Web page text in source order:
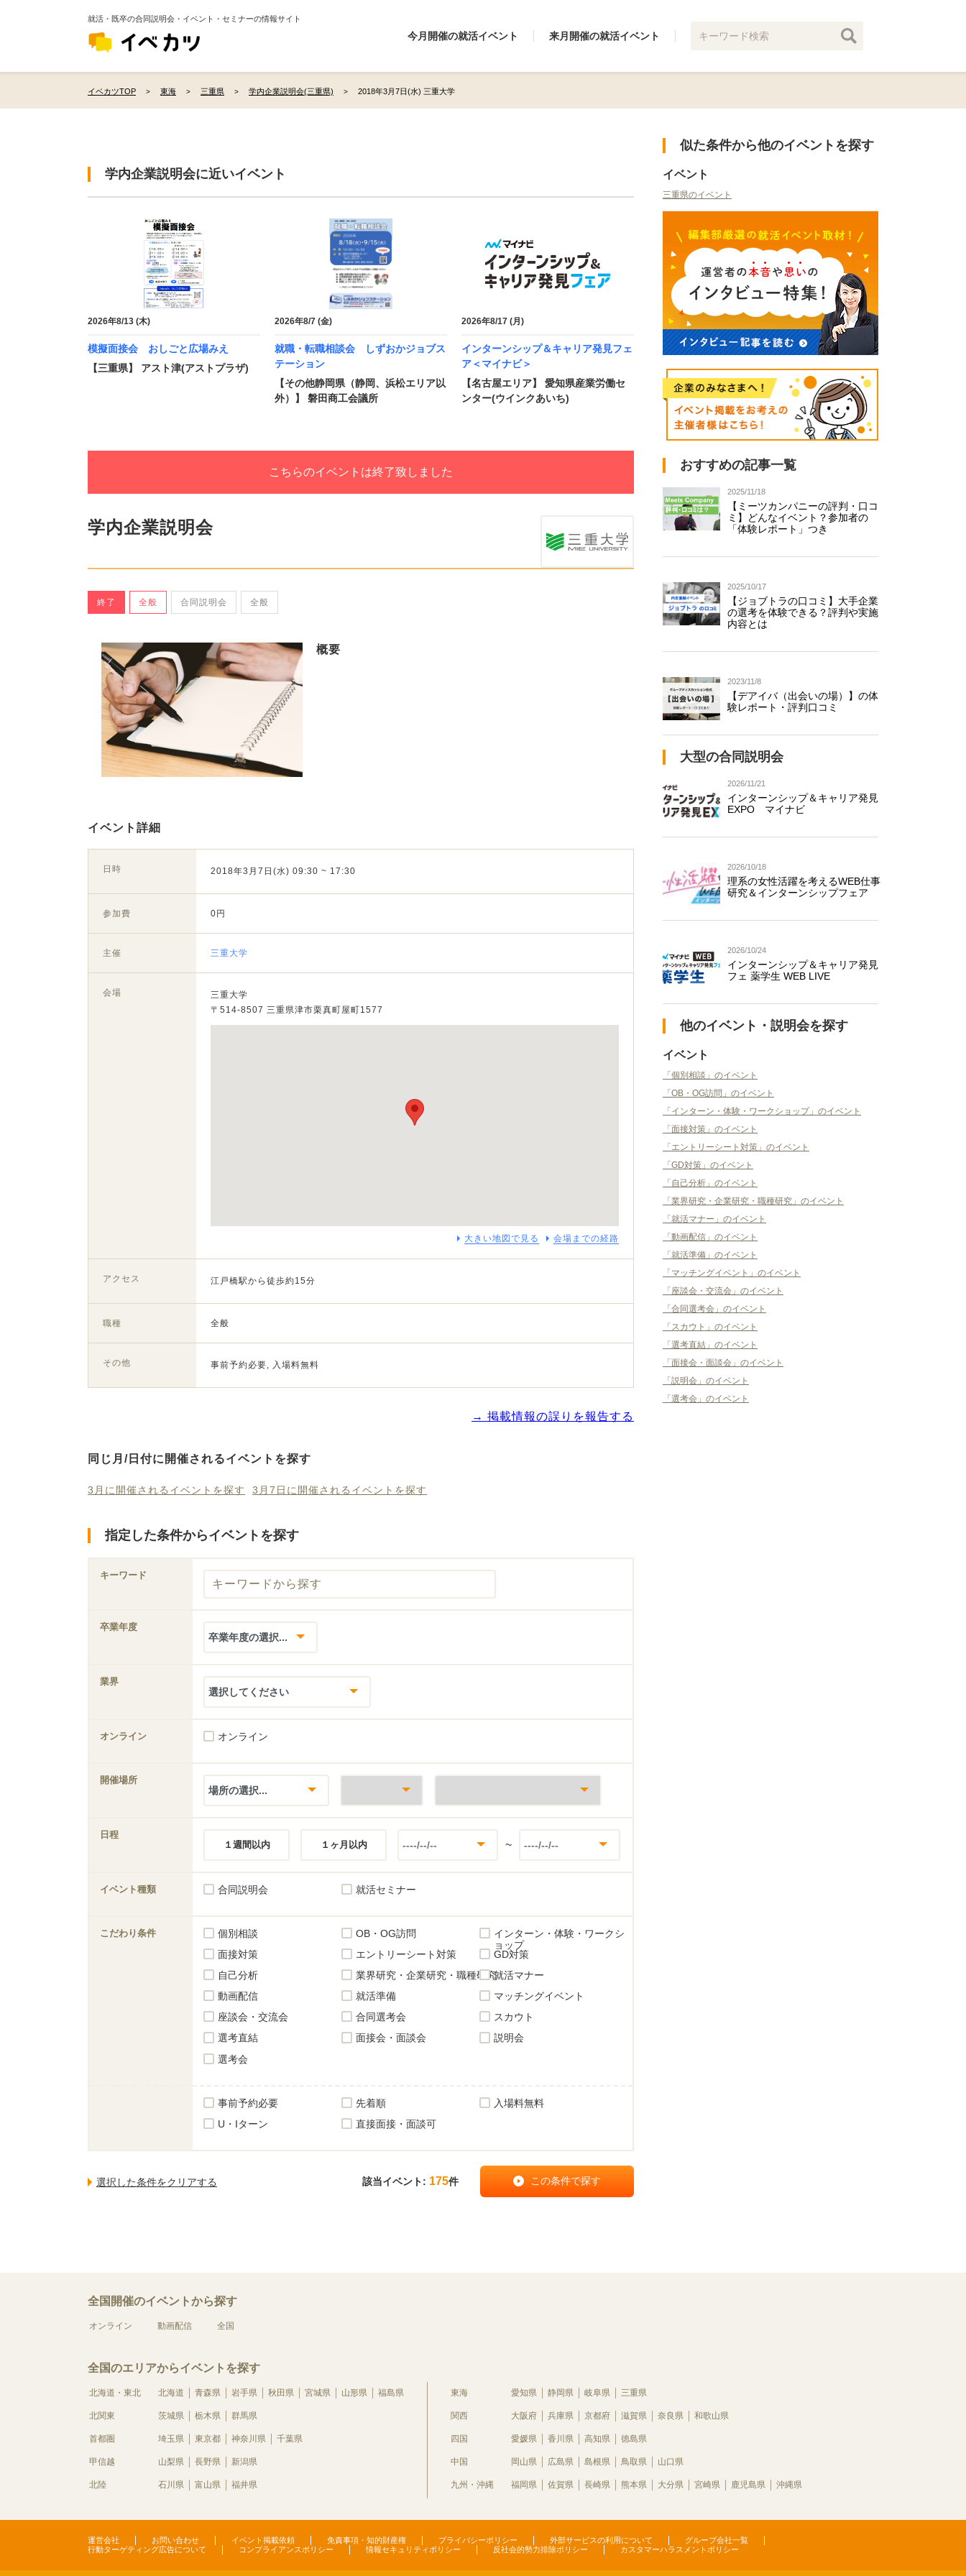
就活・既卒の合同説明会・イベント・セミナーの情報サイト
今月開催の就活イベント 来月開催の就活イベント
イベカツTOP 東海 三重県 学内企業説明会(三重県) 2018年3月7日(水) 三重大学
学内企業説明会に近いイベント
2026年8/13 (木)
模擬面接会 おしごと広場みえ
【三重県】 アスト津(アストプラザ)
2026年8/7 (金)
就職・転職相談会 しずおかジョブス
テーション
【その他静岡県（静岡、浜松エリア以
外）】 磐田商工会議所
2026年8/17 (月)
インターンシップ＆キャリア発見フェ
ア＜マイナビ＞
【名古屋エリア】 愛知県産業労働セ
ンター(ウインクあいち)
こちらのイベントは終了致しました
学内企業説明会
終了 全般 合同説明会 全般
概要
イベント詳細
日時 2018年3月7日(水) 09:30 ~ 17:30
参加費 0円
主催 三重大学
会場
三重大学
〒514-8507 三重県津市栗真町屋町1577
大きい地図で見る 会場までの経路
アクセス 江戸橋駅から徒歩約15分
職種 全般
その他 事前予約必要, 入場料無料
→ 掲載情報の誤りを報告する
同じ月/日付に開催されるイベントを探す
3月に開催されるイベントを探す 3月7日に開催されるイベントを探す
指定した条件からイベントを探す
キーワード
卒業年度
業界
オンライン オンライン
開催場所
日程
１週間以内
１ヶ月以内 ~
イベント種類 合同説明会 就活セミナー
こだわり条件 個別相談 OB・OG訪問
インターン・体験・ワークシ
ョップ
面接対策
エントリーシート対策
GD対策
自己分析
業界研究・企業研究・職種研究就活マナー
動画配信
就活準備
マッチングイベント
座談会・交流会
合同選考会
スカウト
選考直結
面接会・面談会
説明会
選考会
事前予約必要 先着順
入場料無料
U・Iターン
直接面接・面談可
該当イベント: 175件
似た条件から他のイベントを探す
イベント
三重県のイベント
おすすめの記事一覧
2025/11/18
【ミーツカンパニーの評判・口コ
ミ】どんなイベント？参加者の
「体験レポート」つき
2025/10/17
【ジョブトラの口コミ】大手企業
の選考を体験できる？評判や実施
内容とは
2023/11/8
【デアイバ（出会いの場）】の体
験レポート・評判口コミ
大型の合同説明会
2026/11/21
インターンシップ＆キャリア発見
EXPO マイナビ
2026/10/18
理系の女性活躍を考えるWEB仕事
研究＆インターンシップフェア
2026/10/24
インターンシップ＆キャリア発見
フェ 薬学生 WEB LIVE
他のイベント・説明会を探す
イベント
「個別相談」のイベント
「OB・OG訪問」のイベント
「インターン・体験・ワークショップ」のイベント
「面接対策」のイベント
「エントリーシート対策」のイベント
「GD対策」のイベント
「自己分析」のイベント
「業界研究・企業研究・職種研究」のイベント
「就活マナー」のイベント
「動画配信」のイベント
「就活準備」のイベント
「マッチングイベント」のイベント
「座談会・交流会」のイベント
「合同選考会」のイベント
「スカウト」のイベント
「選考直結」のイベント
「面接会・面談会」のイベント
「説明会」のイベント
「選考会」のイベント
全国開催のイベントから探す
オンライン 動画配信 全国
全国のエリアからイベントを探す
北海道・東北 北海道 青森県 岩手県 秋田県 宮城県 山形県 福島県
北関東 茨城県 栃木県 群馬県
首都圏 埼玉県 東京都 神奈川県 千葉県
甲信越 山梨県 長野県 新潟県
北陸 石川県 富山県 福井県
東海 愛知県 静岡県 岐阜県 三重県
関西 大阪府 兵庫県 京都府 滋賀県 奈良県 和歌山県
四国 愛媛県 香川県 高知県 徳島県
中国 岡山県 広島県 島根県 鳥取県 山口県
九州・沖縄 福岡県 佐賀県 長崎県 熊本県 大分県 宮崎県 鹿児島県 沖縄県
運営会社 お問い合わせ イベント掲載依頼 免責事項・知的財産権 プライバシーポリシー 外部サービスの利用について
グループ会社一覧
行動ターゲティング広告について
コンプライアンスポリシー 情報セキュリティポリシー 反社会的勢力排除ポリシー カスタマーハラスメントポリシー